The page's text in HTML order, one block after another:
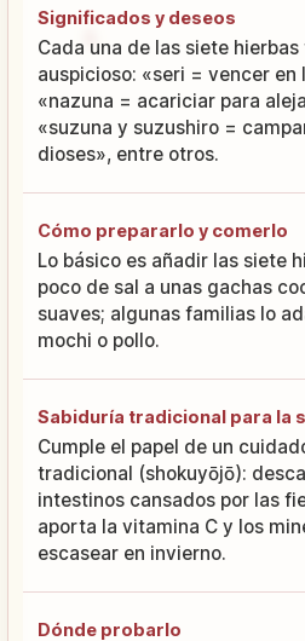
Significados y deseos
Cada una de las siete
auspicioso: «seri = vencer en
«nazuna = acariciar para
«suzuna y suzushiro =
dioses», entre otros.
Cómo prepararlo y comerlo
Lo básico es añadir las siete
poco de sal a unas gachas
suaves; algunas familias lo
mochi o pollo.
Sabiduría tradicional para la
Cumple el papel de un
tradicional (shokuyōjō):
intestinos cansados por las
aporta la vitamina C y los
escasear en invierno.
Dónde probarlo